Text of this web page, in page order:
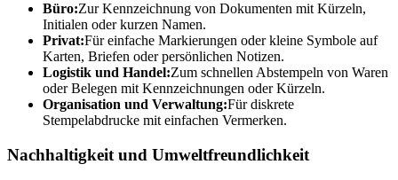
Büro:Zur Kennzeichnung von Dokumenten mit Kürzeln,
Initialen oder kurzen Namen.
Privat:Für einfache Markierungen oder kleine Symbole auf
Karten, Briefen oder persönlichen Notizen.
Logistik und Handel:Zum schnellen Abstempeln von Waren
oder Belegen mit Kennzeichnungen oder Kürzeln.
Organisation und Verwaltung:Für diskrete
Stempelabdrucke mit einfachen Vermerken.
Nachhaltigkeit und Umweltfreundlichkeit